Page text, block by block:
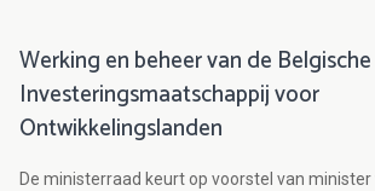
Werking en beheer van de Belgische
Investeringsmaatschappij voor
Ontwikkelingslanden
De ministerraad keurt op voorstel van minister